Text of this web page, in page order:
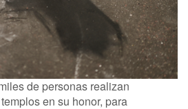
de personas realizan
en su honor, para